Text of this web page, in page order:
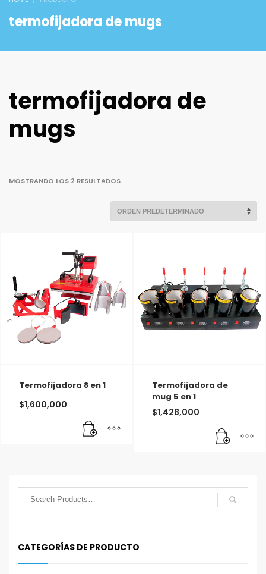
termofijadora de mugs
termofijadora de
mugs
MOSTRANDO LOS 2 RESULTADOS
Termofijadora 8 en 1
$1,600,000
Termofijadora de
mug 5 en 1
$1,428,000
CATEGORÍAS DE PRODUCTO